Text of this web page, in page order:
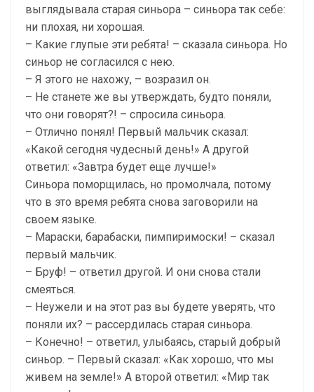
выглядывала старая синьора – синьора так себе:
ни плохая, ни хорошая.
– Какие глупые эти ребята! – сказала синьора. Но
синьор не согласился с нею.
– Я этого не нахожу, – возразил он.
– Не станете же вы утверждать, будто поняли,
что они говорят?! – спросила синьора.
– Отлично понял! Первый мальчик сказал:
«Какой сегодня чудесный день!» А другой
ответил: «Завтра будет еще лучше!»
Синьора поморщилась, но промолчала, потому
что в это время ребята снова заговорили на
своем языке.
– Мараски, барабаски, пимпиримоски! – сказал
первый мальчик.
– Бруф! – ответил другой. И они снова стали
смеяться.
– Неужели и на этот раз вы будете уверять, что
поняли их? – рассердилась старая синьора.
– Конечно! – ответил, улыбаясь, старый добрый
синьор. – Первый сказал: «Как хорошо, что мы
живем на земле!» А второй ответил: «Мир так